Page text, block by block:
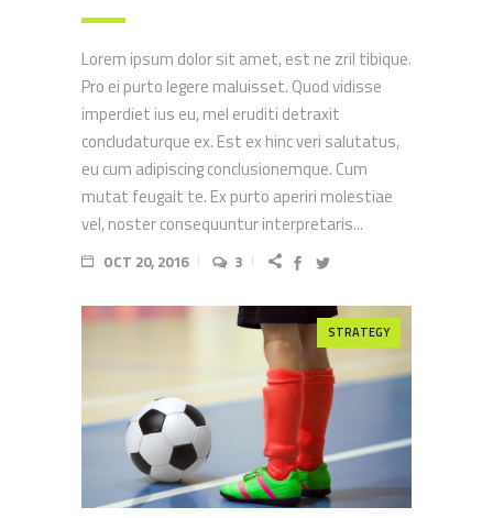
Lorem ipsum dolor sit amet, est ne zril tibique.
Pro ei purto legere maluisset. Quod vidisse
imperdiet ius eu, mel eruditi detraxit
concludaturque ex. Est ex hinc veri salutatus,
eu cum adipiscing conclusionemque. Cum
mutat feugait te. Ex purto aperiri molestiae
vel, noster consequuntur interpretaris...
OCT 20, 2016 3
STRATEGY